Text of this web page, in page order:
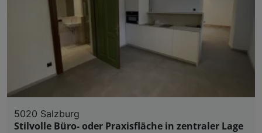
5020 Salzburg
Stilvolle Büro- oder Praxisfläche in zentraler Lage